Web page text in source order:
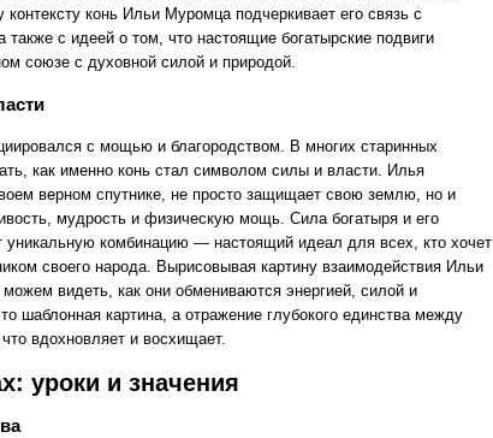
конь Ильи Муромца подчеркивает его связь с
также с идеей о том, что настоящие богатырские подвиги
союзе с духовной силой и природой.
с мощью и благородством. В многих старинных
как именно конь стал символом силы и власти. Илья
верном спутнике, не просто защищает свою землю, но и
мудрость и физическую мощь. Сила богатыря и его
уникальную комбинацию — настоящий идеал для всех, кто хочет
своего народа. Вырисовывая картину взаимодействия Ильи
видеть, как они обмениваются энергией, силой и
шаблонная картина, а отражение глубокого единства между
вдохновляет и восхищает.
уроки и значения